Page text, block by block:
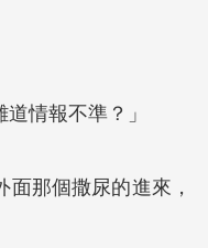
道情報不準？」
那個撒尿的進來，